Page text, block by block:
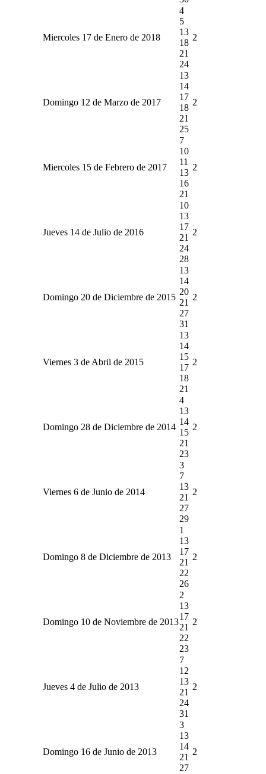
Miercoles 17 de Enero de 2018
4
5
13
18
21
24
2
Domingo 12 de Marzo de 2017
13
14
17
18
21
25
2
Miercoles 15 de Febrero de 2017
7
10
11
13
16
21
2
Jueves 14 de Julio de 2016
10
13
17
21
24
28
2
Domingo 20 de Diciembre de 2015
13
14
20
21
27
31
2
Viernes 3 de Abril de 2015
13
14
15
17
18
21
2
Domingo 28 de Diciembre de 2014
4
13
14
15
21
23
2
Viernes 6 de Junio de 2014
3
7
13
21
27
29
2
Domingo 8 de Diciembre de 2013
1
13
17
21
22
26
2
Domingo 10 de Noviembre de 2013
2
13
17
21
22
23
2
Jueves 4 de Julio de 2013
7
12
13
21
24
31
2
Domingo 16 de Junio de 2013
3
13
14
21
27
2